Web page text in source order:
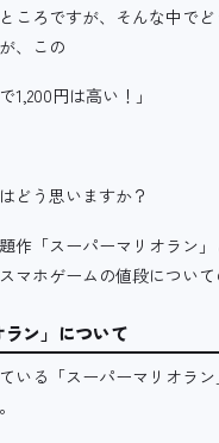
ころですが、そんな中で
、この
1,200円は高い！」
どう思いますか？
作「スーパーマリオラン
マホゲームの値段について
ラン」について
いる「スーパーマリオラ